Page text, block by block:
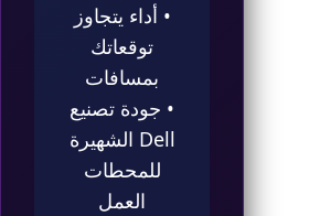
• أداء يتجاوز
توقعاتك
بمسافات
• جودة تصنيع
Dell الشهيرة
للمحطات
العمل